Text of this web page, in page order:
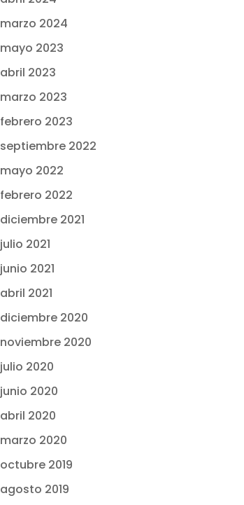
marzo 2024
mayo 2023
abril 2023
marzo 2023
febrero 2023
septiembre 2022
mayo 2022
febrero 2022
diciembre 2021
julio 2021
junio 2021
abril 2021
diciembre 2020
noviembre 2020
julio 2020
junio 2020
abril 2020
marzo 2020
octubre 2019
agosto 2019